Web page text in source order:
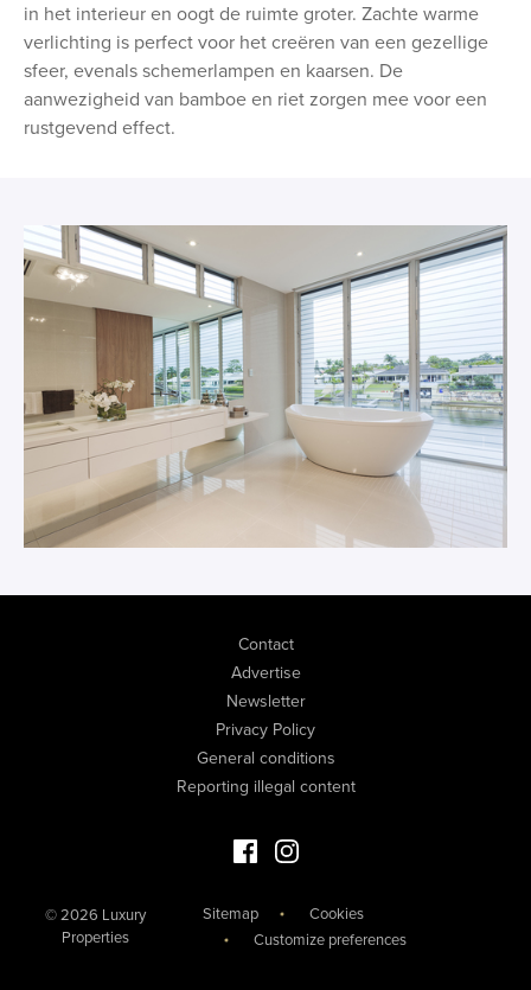
in het interieur en oogt de ruimte groter. Zachte warme
verlichting is perfect voor het creëren van een gezellige
sfeer, evenals schemerlampen en kaarsen. De
aanwezigheid van bamboe en riet zorgen mee voor een
rustgevend effect.
Contact
Advertise
Newsletter
Privacy Policy
General conditions
Reporting illegal content
Facebook Luxury Properties
Instagram Luxury Properties
© 2026 Luxury
Properties
Sitemap
Cookies
Customize preferences